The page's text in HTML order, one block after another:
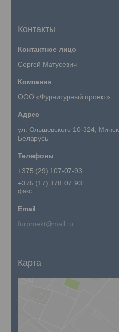
Контакты
Сергей Матусевич
ООО «Фурнитурный проект»
ул. Ольшевского 10-324, Минск,
Беларусь
+375 (29) 107-07-93
+375 (17) 378-07-93
факс
furproekt@mail.ru
Карта